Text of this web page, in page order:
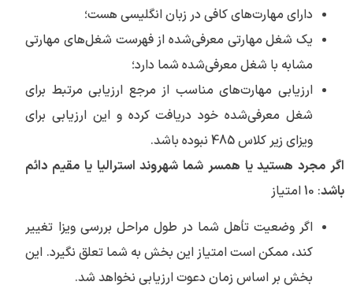
دارای مهارت‌های کافی در زبان انگلیسی هست؛
یک شغل مهارتی معرفی‌شده از فهرست شغل‌های مهارتی
مشابه با شغل معرفی‌شده شما دارد؛
ارزیابی مهارت‌های مناسب از مرجع ارزیابی مرتبط برای
شغل معرفی‌شده خود دریافت کرده و این ارزیابی برای
ویزای زیر کلاس 485 نبوده باشد.
اگر مجرد هستید یا همسر شما شهروند استرالیا یا مقیم دائم
باشد: 10 امتیاز
اگر وضعیت تأهل شما در طول مراحل بررسی ویزا تغییر
کند، ممکن است امتیاز این بخش به شما تعلق نگیرد. این
بخش بر اساس زمان دعوت ارزیابی نخواهد شد.